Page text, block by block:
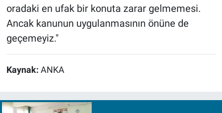
oradaki en ufak bir konuta zarar gelmemesi.
Ancak kanunun uygulanmasının önüne de
geçemeyiz."
Kaynak: ANKA